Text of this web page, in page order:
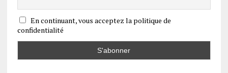
En continuant, vous acceptez la politique de
confidentialité